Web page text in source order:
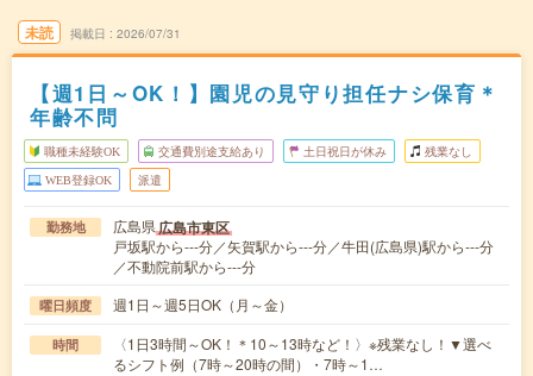
未読 掲載日 2026/07/31
【週1日～OK！】園児の見守り担任ナシ保育＊
年齢不問
職種未経験OK 交通費別途支給あり 土日祝日が休み 残業なし
WEB登録OK 派遣
勤務地 広島県広島市東区
戸坂駅から---分／矢賀駅から---分／牛田(広島県)駅から---分
／不動院前駅から---分
曜日頻度 週1日～週5日OK（月～金）
時間
〈1日3時間～OK！＊10～13時など！〉※残業なし！▼選べ
るシフト例（7時～20時の間）・7時～1…